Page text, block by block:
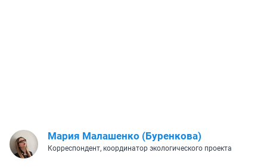
Мария Малашенко (Буренкова)
Корреспондент, координатор экологического проекта